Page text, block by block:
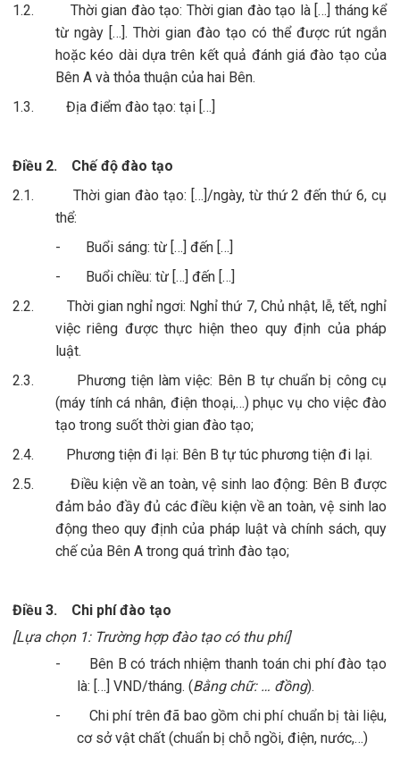
1.2.
Thời gian đào tạo: Thời gian đào tạo là […] tháng kể
từ ngày […]. Thời gian đào tạo có thể được rút ngắn
hoặc kéo dài dựa trên kết quả đánh giá đào tạo của
Bên A và thỏa thuận của hai Bên.
1.3.
Địa điểm đào tạo: tại […]
Điều 2.
Chế độ đào tạo
2.1.
Thời gian đào tạo: […]/ngày, từ thứ 2 đến thứ 6, cụ
thể:
-
Buổi sáng: từ […] đến […]
-
Buổi chiều: từ […] đến […]
2.2.
Thời gian nghỉ ngơi: Nghỉ thứ 7, Chủ nhật, lễ, tết, nghỉ
việc riêng được thực hiện theo quy định của pháp
luật.
2.3.
Phương tiện làm việc: Bên B tự chuẩn bị công cụ
(máy tính cá nhân, điện thoại,…) phục vụ cho việc đào
tạo trong suốt thời gian đào tạo;
2.4.
Phương tiện đi lại: Bên B tự túc phương tiện đi lại.
2.5.
Điều kiện về an toàn, vệ sinh lao động: Bên B được
đảm bảo đầy đủ các điều kiện về an toàn, vệ sinh lao
động theo quy định của pháp luật và chính sách, quy
chế của Bên A trong quá trình đào tạo;
Điều 3.
Chi phí đào tạo
[Lựa chọn 1: Trường hợp đào tạo có thu phí]
-
Bên B có trách nhiệm thanh toán chi phí đào tạo
là: […] VND/tháng. (Bằng chữ: … đồng).
-
Chi phí trên đã bao gồm chi phí chuẩn bị tài liệu,
cơ sở vật chất (chuẩn bị chỗ ngồi, điện, nước,…)